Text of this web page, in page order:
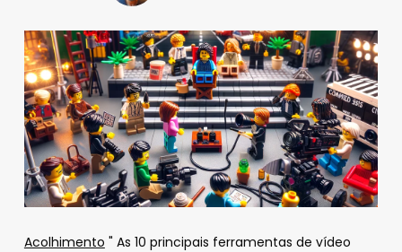
Acolhimento " As 10 principais ferramentas de vídeo